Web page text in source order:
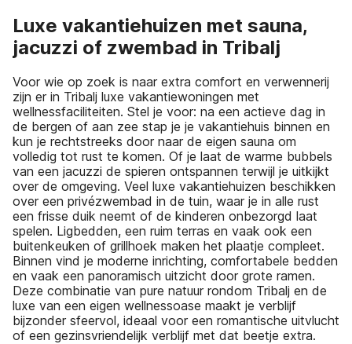
Luxe vakantiehuizen met sauna,
jacuzzi of zwembad in Tribalj
Voor wie op zoek is naar extra comfort en verwennerij
zijn er in Tribalj luxe vakantiewoningen met
wellnessfaciliteiten. Stel je voor: na een actieve dag in
de bergen of aan zee stap je je vakantiehuis binnen en
kun je rechtstreeks door naar de eigen sauna om
volledig tot rust te komen. Of je laat de warme bubbels
van een jacuzzi de spieren ontspannen terwijl je uitkijkt
over de omgeving. Veel luxe vakantiehuizen beschikken
over een privézwembad in de tuin, waar je in alle rust
een frisse duik neemt of de kinderen onbezorgd laat
spelen. Ligbedden, een ruim terras en vaak ook een
buitenkeuken of grillhoek maken het plaatje compleet.
Binnen vind je moderne inrichting, comfortabele bedden
en vaak een panoramisch uitzicht door grote ramen.
Deze combinatie van pure natuur rondom Tribalj en de
luxe van een eigen wellnessoase maakt je verblijf
bijzonder sfeervol, ideaal voor een romantische uitvlucht
of een gezinsvriendelijk verblijf met dat beetje extra.